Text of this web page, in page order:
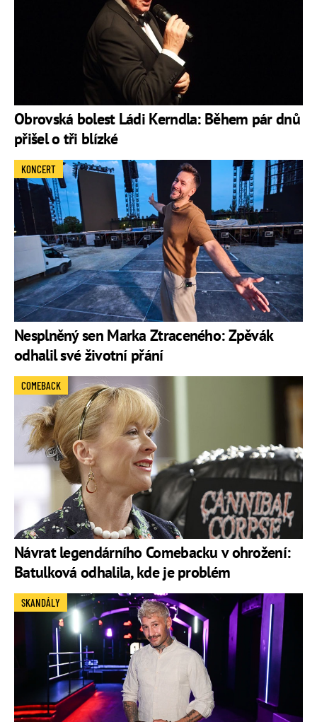
Obrovská bolest Ládi Kerndla: Během pár dnů
přišel o tři blízké
Nesplněný sen Marka Ztraceného: Zpěvák
odhalil své životní přání
KONCERT
Návrat legendárního Comebacku v ohrožení:
Batulková odhalila, kde je problém
COMEBACK
SKANDÁLY